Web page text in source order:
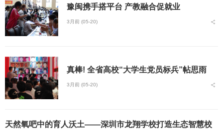
豫闽携手搭平台 产教融合促就业
3月前 (05-20)
真棒! 全省高校“大学生党员标兵”帖思雨
3月前 (05-20)
天然氧吧中的育人沃土——深圳市龙翔学校打造生态智慧校